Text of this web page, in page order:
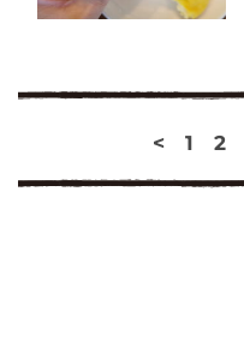
< 1 2